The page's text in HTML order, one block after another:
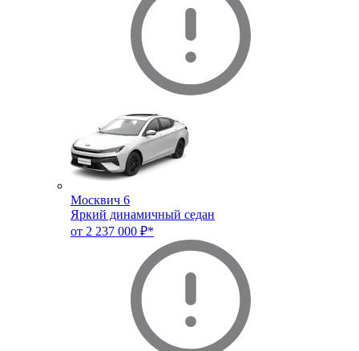
Москвич 6
Яркий динамичный седан
от 2 237 000 ₽*